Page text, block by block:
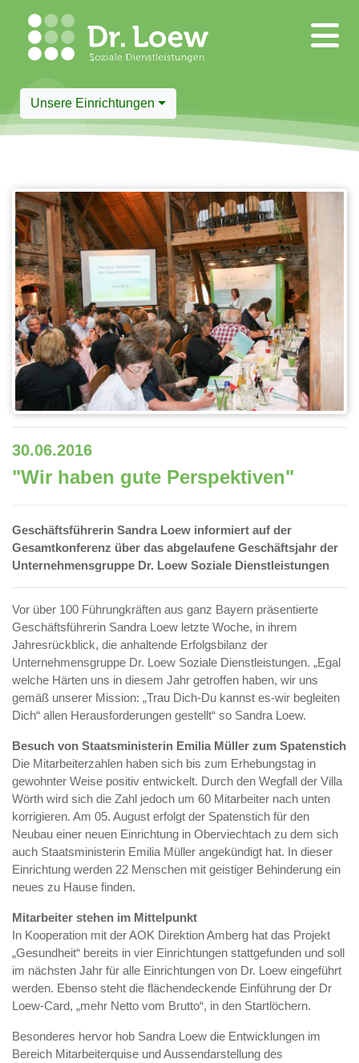
Unsere Einrichtungen
30.06.2016
"Wir haben gute Perspektiven"
Geschäftsführerin Sandra Loew informiert auf der
Gesamtkonferenz über das abgelaufene Geschäftsjahr der
Unternehmensgruppe Dr. Loew Soziale Dienstleistungen
Vor über 100 Führungkräften aus ganz Bayern präsentierte
Geschäftsführerin Sandra Loew letzte Woche, in ihrem
Jahresrückblick, die anhaltende Erfolgsbilanz der
Unternehmensgruppe Dr. Loew Soziale Dienstleistungen. „Egal
welche Härten uns in diesem Jahr getroffen haben, wir uns
gemäß unserer Mission: „Trau Dich-Du kannst es-wir begleiten
Dich“ allen Herausforderungen gestellt“ so Sandra Loew.
Besuch von Staatsministerin Emilia Müller zum Spatenstich
Die Mitarbeiterzahlen haben sich bis zum Erhebungstag in
gewohnter Weise positiv entwickelt. Durch den Wegfall der Villa
Wörth wird sich die Zahl jedoch um 60 Mitarbeiter nach unten
korrigieren. Am 05. August erfolgt der Spatenstich für den
Neubau einer neuen Einrichtung in Oberviechtach zu dem sich
auch Staatsministerin Emilia Müller angekündigt hat. In dieser
Einrichtung werden 22 Menschen mit geistiger Behinderung ein
neues zu Hause finden.
Mitarbeiter stehen im Mittelpunkt
In Kooperation mit der AOK Direktion Amberg hat das Projekt
„Gesundheit“ bereits in vier Einrichtungen stattgefunden und soll
im nächsten Jahr für alle Einrichtungen von Dr. Loew eingeführt
werden. Ebenso steht die flächendeckende Einführung der Dr
Loew-Card, „mehr Netto vom Brutto“, in den Startlöchern.
Besonderes hervor hob Sandra Loew die Entwicklungen im
Bereich Mitarbeiterquise und Aussendarstellung des